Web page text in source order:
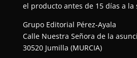
el producto antes de 15 días a
Grupo Editorial Pérez-Ayala
Calle Nuestra Señora de la
30520 Jumilla (MURCIA)